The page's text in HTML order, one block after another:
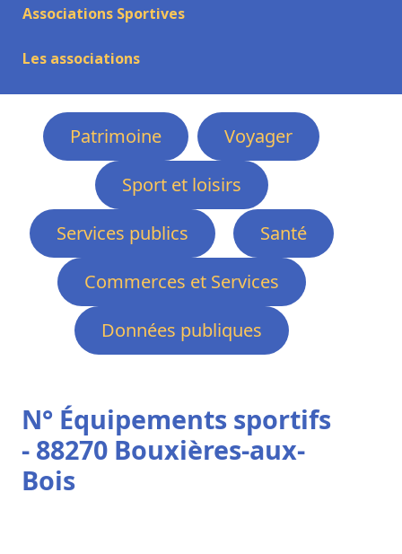
Associations Sportives
Les associations
Patrimoine
Voyager
Sport et loisirs
Services publics
Santé
Commerces et Services
Données publiques
N° Équipements sportifs
- 88270 Bouxières-aux-
Bois